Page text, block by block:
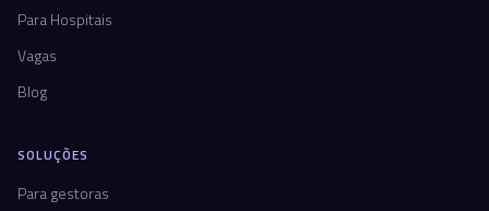
Para Hospitais
Vagas
Blog
SOLUÇÕES
Para gestoras